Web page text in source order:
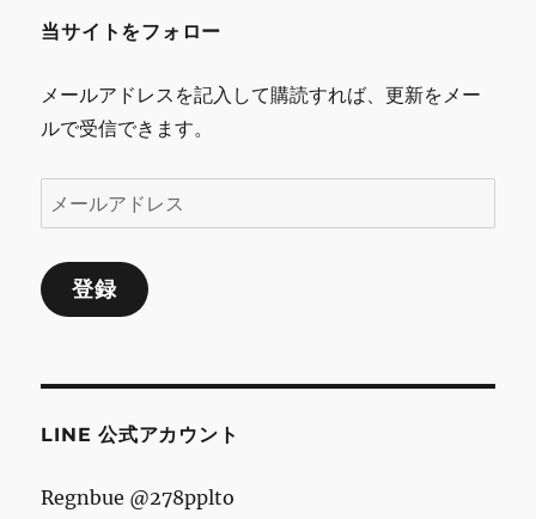
k
当サイトをフォロー
メールアドレスを記入して購読すれば、更新をメー
ルで受信できます。
ー
ル
ア
ス
登録
LINE 公式アカウント
Regnbue @278pplto